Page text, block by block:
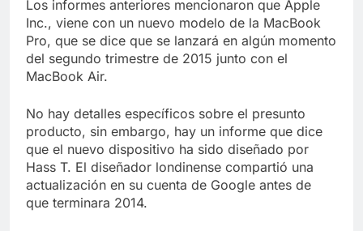
Libre
Crucero en México te
lleva a lugares
paranormales con
binoculares de visión
7 Años Atrás
La Inteligencia Artificial
movimiento desde una
sola foto
Los informes anteriores mencionaron que Apple
Inc., viene con un nuevo modelo de la MacBook
Pro, que se dice que se lanzará en algún momento
del segundo trimestre de 2015 junto con el
MacBook Air.
No hay detalles específicos sobre el presunto
producto, sin embargo, hay un informe que dice
que el nuevo dispositivo ha sido diseñado por
Hass T. El diseñador londinense compartió una
actualización en su cuenta de Google antes de
que terminara 2014.